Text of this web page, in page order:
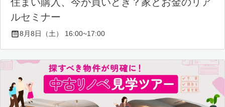
ルセミナー
8月8日（土） 16:00~17:00